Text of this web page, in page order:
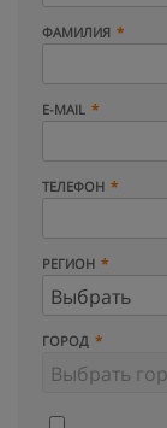
ФАМИЛИЯ
E-MAIL
ТЕЛЕФОН
РЕГИОН
ГОРОД